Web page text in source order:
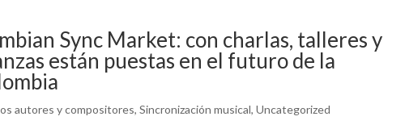
Sync Market: con charlas, talleres y
están puestas en el futuro de la
autores y compositores,Sincronización musical,Uncategorized